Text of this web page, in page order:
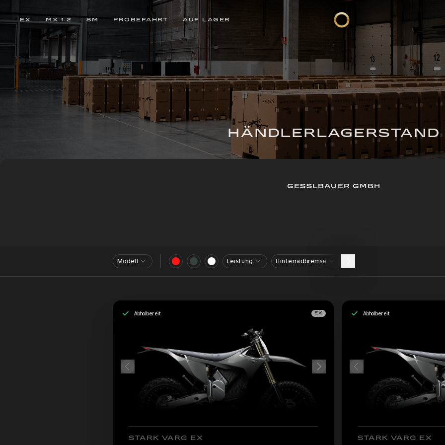
EX MX 1.2 SM PROBEFAHRT AUF LAGER
HÄNDLERLAGERSTAND
GESSLBAUER GMBH
Modell Leistung Hinterradbremse
Abholbereit EX
STARK VARG EX
Abholbereit
STARK VARG EX